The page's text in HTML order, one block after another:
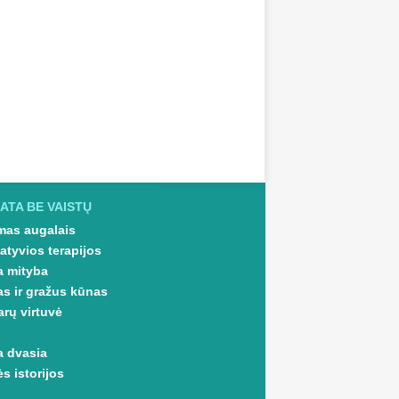
BE VAISTŲ
augalais
terapijos
mityba
ir gražus kūnas
virtuvė
dvasia
istorijos